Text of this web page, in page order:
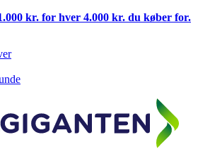
kr. for hver 4.000 kr. du køber for.